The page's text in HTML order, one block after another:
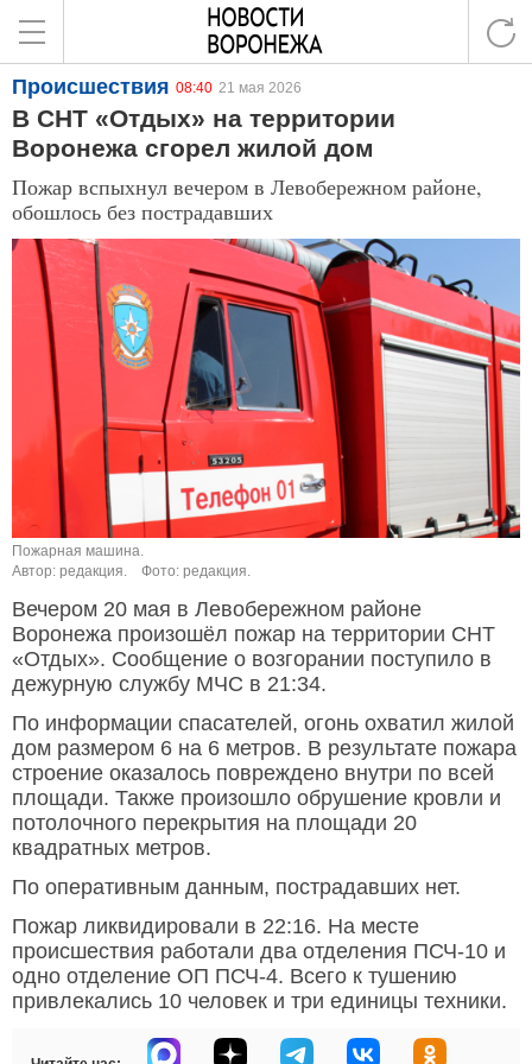
Происшествия 08:40 21 мая 2026
В СНТ «Отдых» на территории
Воронежа сгорел жилой дом
Пожар вспыхнул вечером в Левобережном районе,
обошлось без пострадавших
Пожарная машина.
Автор: редакция.
Фото: редакция.
Вечером 20 мая в Левобережном районе
Воронежа произошёл пожар на территории СНТ
«Отдых». Сообщение о возгорании поступило в
дежурную службу МЧС в 21:34.
По информации спасателей, огонь охватил жилой
дом размером 6 на 6 метров. В результате пожара
строение оказалось повреждено внутри по всей
площади. Также произошло обрушение кровли и
потолочного перекрытия на площади 20
квадратных метров.
По оперативным данным, пострадавших нет.
Пожар ликвидировали в 22:16. На месте
происшествия работали два отделения ПСЧ-10 и
одно отделение ОП ПСЧ-4. Всего к тушению
привлекались 10 человек и три единицы техники.